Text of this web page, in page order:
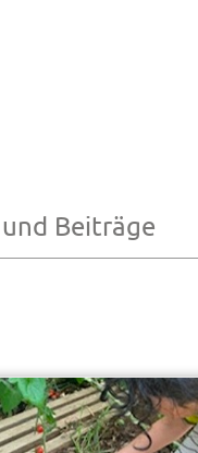
Beiträge